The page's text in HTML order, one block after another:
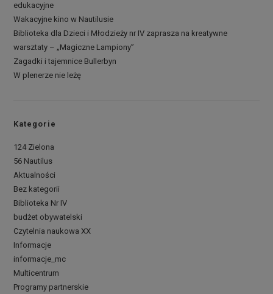
edukacyjne
Wakacyjne kino w Nautilusie
Biblioteka dla Dzieci i Młodzieży nr IV zaprasza na kreatywne
warsztaty – „Magiczne Lampiony”
Zagadki i tajemnice Bullerbyn
W plenerze nie leżę
Kategorie
124 Zielona
56 Nautilus
Aktualności
Bez kategorii
Biblioteka Nr IV
budżet obywatelski
Czytelnia naukowa XX
Informacje
informacje_mc
Multicentrum
Programy partnerskie